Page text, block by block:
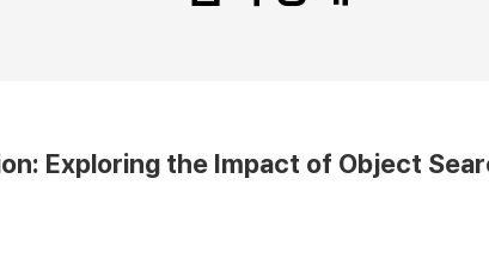
Exploring the Impact of Object